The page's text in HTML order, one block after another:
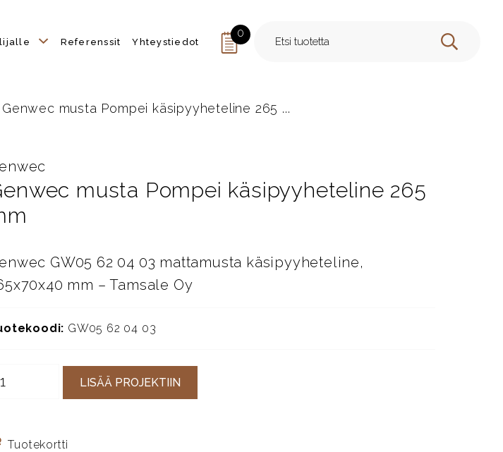
Referenssit Yhteystiedot
0
HAE
Genwec musta Pompei käsipyyheteline 265 ...
musta Pompei käsipyyheteline 265
GW05 62 04 03 mattamusta käsipyyheteline,
mm – Tamsale Oy
GW05 62 04 03
LISÄÄ PROJEKTIIN
Tuotekortti